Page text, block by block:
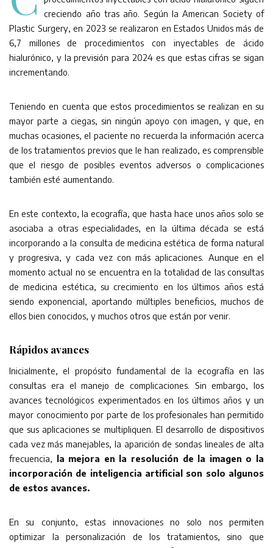
creciendo año tras año. Según la American Society of
Plastic Surgery, en 2023 se realizaron en Estados Unidos más de
6,7 millones de procedimientos con inyectables de ácido
hialurónico, y la previsión para 2024 es que estas cifras se sigan
incrementando.
Teniendo en cuenta que estos procedimientos se realizan en su
mayor parte a ciegas, sin ningún apoyo con imagen, y que, en
muchas ocasiones, el paciente no recuerda la información acerca
de los tratamientos previos que le han realizado, es comprensible
que el riesgo de posibles eventos adversos o complicaciones
también esté aumentando.
En este contexto, la ecografía, que hasta hace unos años solo se
asociaba a otras especialidades, en la última década se está
incorporando a la consulta de medicina estética de forma natural
y progresiva, y cada vez con más aplicaciones. Aunque en el
momento actual no se encuentra en la totalidad de las consultas
de medicina estética, su crecimiento en los últimos años está
siendo exponencial, aportando múltiples beneficios, muchos de
ellos bien conocidos, y muchos otros que están por venir.
Rápidos avances
Inicialmente, el propósito fundamental de la ecografía en las
consultas era el manejo de complicaciones. Sin embargo, los
avances tecnológicos experimentados en los últimos años y un
mayor conocimiento por parte de los profesionales han permitido
que sus aplicaciones se multipliquen. El desarrollo de dispositivos
cada vez más manejables, la aparición de sondas lineales de alta
frecuencia, la mejora en la resolución de la imagen o la
incorporación de inteligencia artificial son solo algunos
de estos avances.
En su conjunto, estas innovaciones no solo nos permiten
optimizar la personalización de los tratamientos, sino que